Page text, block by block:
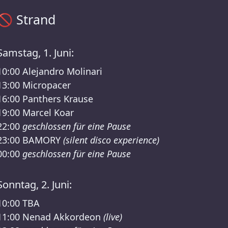
Strand Zeitplan – Sisyphos Friday 31 May 2024
Strand
1. Juni:
Alejandro Molinari
Micropacer
Panthers Krause
Marcel Koar
geschlossen für eine Pause
BAMORY (silent disco experience)
geschlossen für eine Pause
2. Juni:
TBA
Nenad Akkordeon (live)